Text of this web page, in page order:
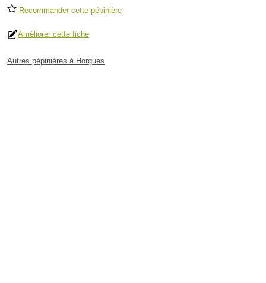
Recommander cette pépinière
Améliorer cette fiche
Autres pépinières à Horgues